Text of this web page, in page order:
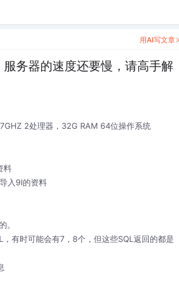
务器的速度还要慢，请高手解
2处理器，32G RAM 64位操作系统
料
入9I的资料
。
有时可能会有7，8个，但这些SQL返回的都是
用AI写文章